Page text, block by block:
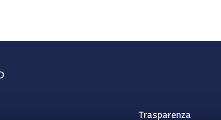
Trasparenza